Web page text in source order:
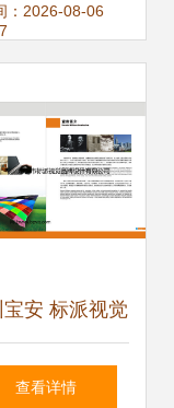
：2026-08-06
安 标派视觉
计重塑品牌形
查看详情